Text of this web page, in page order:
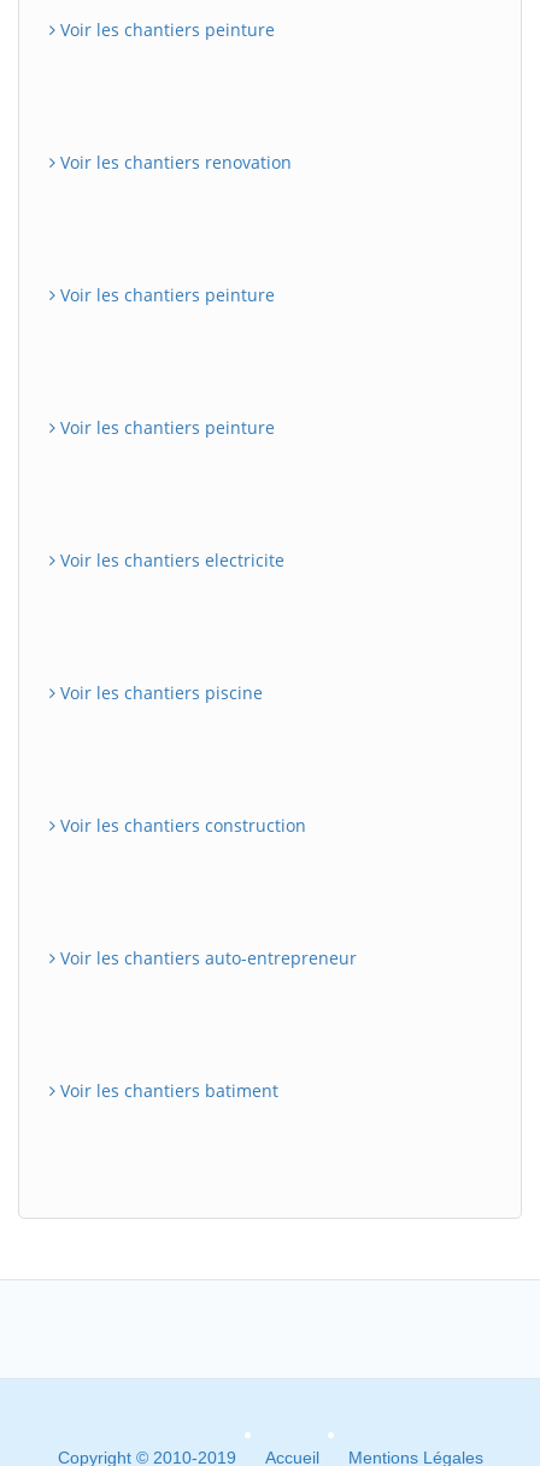
Voir les chantiers peinture
Voir les chantiers renovation
Voir les chantiers peinture
Voir les chantiers peinture
Voir les chantiers electricite
Voir les chantiers piscine
Voir les chantiers construction
Voir les chantiers auto-entrepreneur
Voir les chantiers batiment
Copyright © 2010-2019 Accueil Mentions Légales